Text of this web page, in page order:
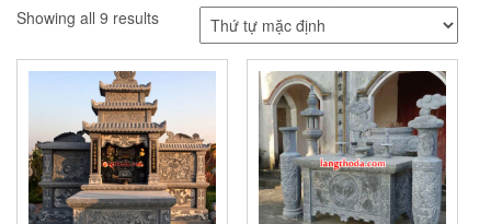
Showing all 9 results